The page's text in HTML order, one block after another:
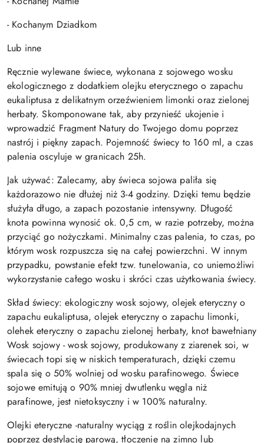
- Kochanym Dziadkom
Lub inne
Ręcznie wylewane świece, wykonana z sojowego wosku
ekologicznego z dodatkiem olejku eterycznego o zapachu
eukaliptusa z delikatnym orzeźwieniem limonki oraz zielonej
herbaty. Skomponowane tak, aby przynieść ukojenie i
wprowadzić Fragment Natury do Twojego domu poprzez
nastrój i piękny zapach. Pojemność świecy to 160 ml, a czas
palenia oscyluje w granicach 25h.
Jak używać: Zalecamy, aby świeca sojowa paliła się
każdorazowo nie dłużej niż 3-4 godziny. Dzięki temu będzie
służyła długo, a zapach pozostanie intensywny. Długość
knota powinna wynosić ok. 0,5 cm, w razie potrzeby, można
przyciąć go nożyczkami. Minimalny czas palenia, to czas, po
którym wosk rozpuszcza się na całej powierzchni. W innym
przypadku, powstanie efekt tzw. tunelowania, co uniemożliwi
wykorzystanie całego wosku i skróci czas użytkowania świecy.
Skład świecy: ekologiczny wosk sojowy, olejek eteryczny o
zapachu eukaliptusa, olejek eteryczny o zapachu limonki,
olehek eteryczny o zapachu zielonej herbaty, knot bawełniany
Wosk sojowy - wosk sojowy, produkowany z ziarenek soi, w
świecach topi się w niskich temperaturach, dzięki czemu
spala się o 50% wolniej od wosku parafinowego. Świece
sojowe emitują o 90% mniej dwutlenku węgla niż
parafinowe, jest nietoksyczny i w 100% naturalny.
Olejki eteryczne -naturalny wyciąg z roślin olejkodajnych
poprzez destylację parową, tłoczenie na zimno lub